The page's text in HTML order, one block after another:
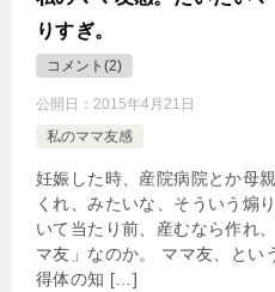
りすぎ。
コメント(2)
公開日： 2015年4月21日
私のママ友感
妊娠した時、産院病院とか母
くれ、みたいな、そういう煽
いて当たり前、産むなら作れ
マ友」なのか。 ママ友、とい
得体の知 […]